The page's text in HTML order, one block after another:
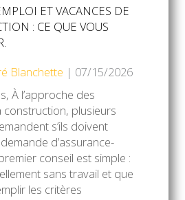
ET VACANCES DE
: CE QUE VOUS
Blanchette | 07/15/2026
À l’approche des
construction, plusieurs
s’ils doivent
d’assurance-
conseil est simple :
sans travail et que
les critères